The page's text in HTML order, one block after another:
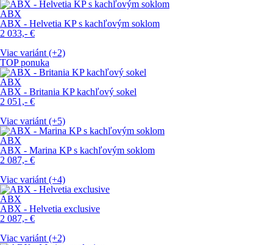
ABX
ABX - Helvetia KP s kachľovým soklom
2 033,- €
Viac variánt (+2)
TOP ponuka
ABX
ABX - Britania KP kachľový sokel
2 051,- €
Viac variánt (+5)
ABX
ABX - Marina KP s kachľovým soklom
2 087,- €
Viac variánt (+4)
ABX
ABX - Helvetia exclusive
2 087,- €
Viac variánt (+2)